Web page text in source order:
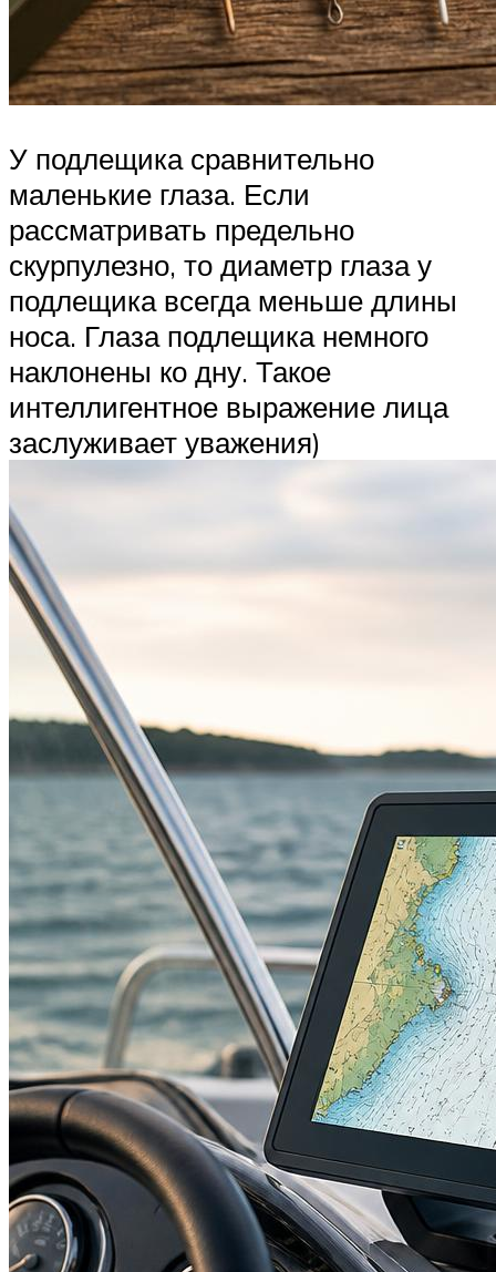
У подлещика сравнительно
маленькие глаза. Если
рассматривать предельно
скурпулезно, то диаметр глаза у
подлещика всегда меньше длины
носа. Глаза подлещика немного
наклонены ко дну. Такое
интеллигентное выражение лица
заслуживает уважения)